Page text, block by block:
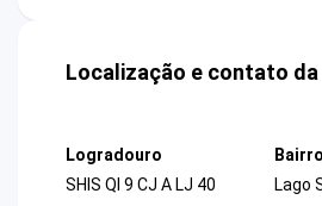
Localização e contato da
Logradouro
SHIS QI 9 CJ A LJ 40
Bairro
Lago